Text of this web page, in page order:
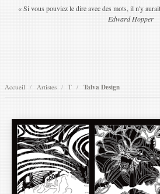
« Si vous pouviez le dire avec des mots, il n'y
Edward Hopper
Accueil Artistes T Talva Design